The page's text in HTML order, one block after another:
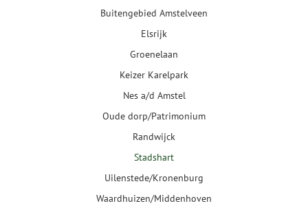
Buitengebied Amstelveen
Elsrijk
Groenelaan
Keizer Karelpark
Nes a/d Amstel
Oude dorp/Patrimonium
Randwijck
Stadshart
Uilenstede/Kronenburg
Waardhuizen/Middenhoven